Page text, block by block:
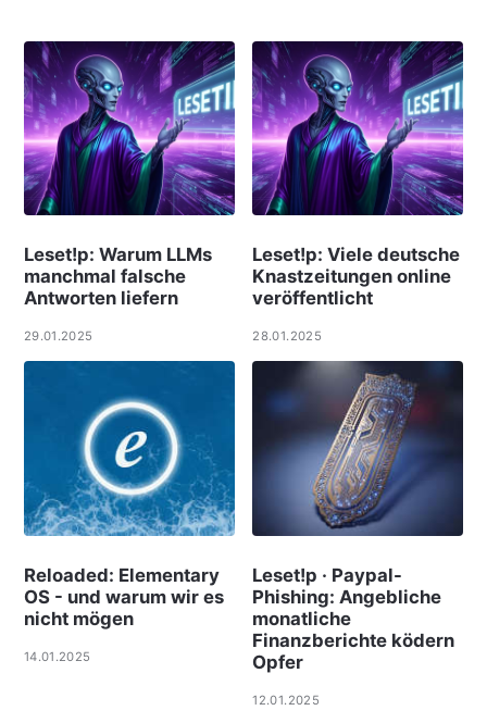
Leset!p: Warum LLMs
manchmal falsche
Antworten liefern
29.01.2025
Leset!p: Viele deut­sche
Knast­zei­tungen online
ver­öf­f­ent­licht
28.01.2025
Reloaded: Elementary
OS - und warum wir es
nicht mögen
14.01.2025
Leset!p · Paypal-
Phishing: Angebliche
monatliche
Finanzberichte ködern
Opfer
12.01.2025